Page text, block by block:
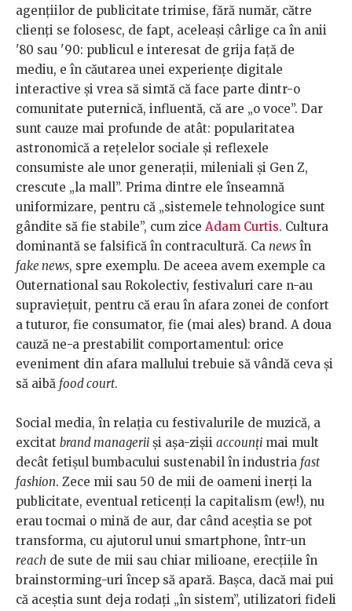
agențiilor de publicitate trimise, fără număr, către
clienți se folosesc, de fapt, aceleași cârlige ca în anii
'80 sau '90: publicul e interesat de grija față de
mediu, e în căutarea unei experiențe digitale
interactive și vrea să simtă că face parte dintr-o
comunitate puternică, influentă, că are „o voce”. Dar
sunt cauze mai profunde de atât: popularitatea
astronomică a rețelelor sociale și reflexele
consumiste ale unor generații, mileniali și Gen Z,
crescute „la mall”. Prima dintre ele înseamnă
uniformizare, pentru că „sistemele tehnologice sunt
gândite să fie stabile”, cum zice Adam Curtis. Cultura
dominantă se falsifică în contracultură. Ca news în
fake news, spre exemplu. De aceea avem exemple ca
Outernational sau Rokolectiv, festivaluri care n-au
supraviețuit, pentru că erau în afara zonei de confort
a tuturor, fie consumator, fie (mai ales) brand. A doua
cauză ne-a prestabilit comportamentul: orice
eveniment din afara mallului trebuie să vândă ceva și
să aibă food court.
Social media, în relația cu festivalurile de muzică, a
excitat brand managerii și așa-zișii accounți mai mult
decât fetișul bumbacului sustenabil în industria fast
fashion. Zece mii sau 50 de mii de oameni inerți la
publicitate, eventual reticenți la capitalism (ew!), nu
erau tocmai o mină de aur, dar când aceștia se pot
transforma, cu ajutorul unui smartphone, într-un
reach de sute de mii sau chiar milioane, erecțiile în
brainstorming-uri încep să apară. Bașca, dacă mai pui
că aceștia sunt deja rodați „în sistem”, utilizatori fideli